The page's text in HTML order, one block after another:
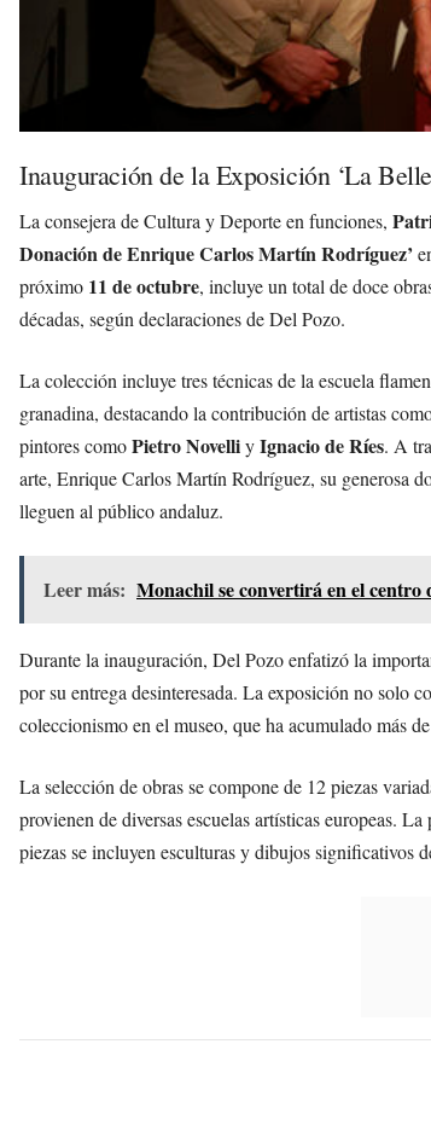
Inauguración de la Exposición ‘La
La consejera de Cultura y Deporte en funciones,
Donación de Enrique Carlos Martín Rodríguez’
próximo 11 de octubre, incluye un total de doce
décadas, según declaraciones de Del Pozo.
La colección incluye tres técnicas de la escuela
granadina, destacando la contribución de artistas
pintores comoPietro NovelliyIgnacio de Ríes. A
arte, Enrique Carlos Martín Rodríguez, su generosa
lleguen al público andaluz.
Leer más: Monachil se convertirá en el
Durante la inauguración, Del Pozo enfatizó la
por su entrega desinteresada. La exposición no solo
coleccionismo en el museo, que ha acumulado más
La selección de obras se compone de 12 piezas
provienen de diversas escuelas artísticas europeas.
piezas se incluyen esculturas y dibujos significativos